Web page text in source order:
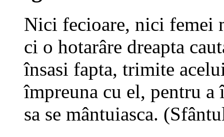
Nici fecioare, nici femei
ci o hotarâre dreapta
însasi fapta, trimite
împreuna cu el, pentru
sa se mântuiasca.